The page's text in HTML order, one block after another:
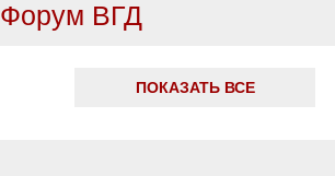
Форум ВГД
ПОКАЗАТЬ ВСЕ